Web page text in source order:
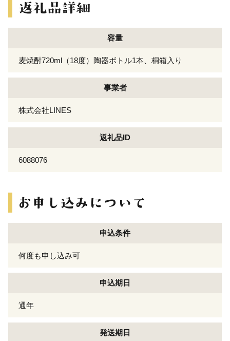
容量
麦焼酎720ml（18度）陶器ボトル1本、桐箱入り
事業者
株式会社LINES
返礼品ID
6088076
申込条件
何度も申し込み可
申込期日
通年
発送期日